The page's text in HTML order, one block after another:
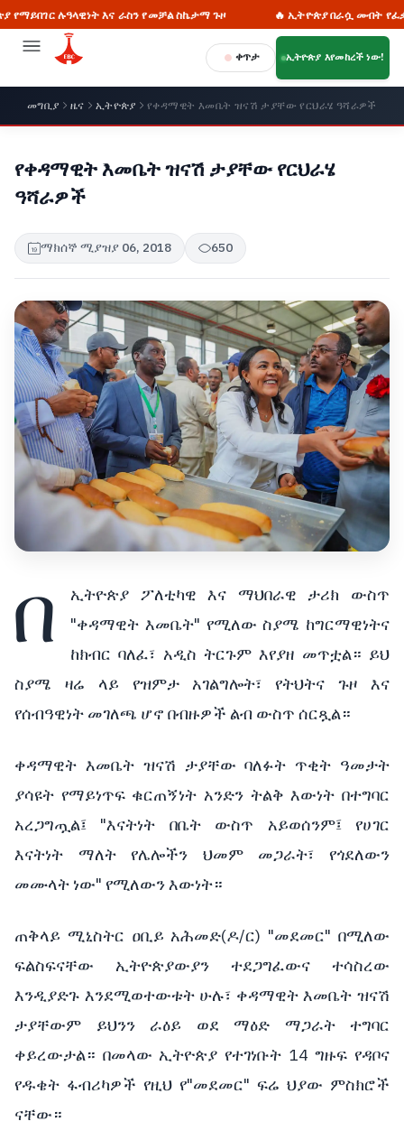
ሉዓላዊነት እና ራስን የመቻል ስኬታማ ጉዞ 🔥 ኢትዮጵያ በራሷ መብት የፈቃድ
ቀጥታ ኢትዮጵያ እየመከረች ነው!
መግቢያ ዜና ኢትዮጵያ የቀዳማዊት እመቤት ዝናሽ ታያቸው የርህራሄ ዓሻራዎች
የቀዳማዊት እመቤት ዝናሽ ታያቸው የርህራሄ
ዓሻራዎች
ማክሰኞ ሚያዝያ 06, 2018 650
በ
ኢትዮጵያ ፖለቲካዊ እና ማህበራዊ ታሪክ ውስጥ
"ቀዳማዊት እመቤት" የሚለው ስያሜ ከግርማዊነትና
ከክብር ባለፈ፣ አዲስ ትርጉም እየያዘ መጥቷል። ይህ
ስያሜ ዛሬ ላይ የዝምታ አገልግሎት፣ የትህትና ጉዞ እና
የሰብዓዊነት መገለጫ ሆኖ በብዙዎች ልብ ውስጥ ሰርጿል።
ቀዳማዊት እመቤት ዝናሽ ታያቸው ባለፉት ጥቂት ዓመታት
ያሳዩት የማይነጥፍ ቁርጠኝነት አንድን ትልቅ እውነት በተግባር
አረጋግጧል፤ "እናትነት በቤት ውስጥ አይወሰንም፤ የሀገር
እናትነት ማለት የሌሎችን ህመም መጋራት፣ የጎደለውን
መሙላት ነው" የሚለውን እውነት።
ጠቅላይ ሚኒስትር ዐቢይ አሕመድ(ዶ/ር) "መደመር" በሚለው
ፍልስፍናቸው ኢትዮጵያውያን ተደጋግፈውና ተሳስረው
እንዲያድጉ እንደሚወተውቱት ሁሉ፣ ቀዳማዊት እመቤት ዝናሽ
ታያቸውም ይህንን ራዕይ ወደ ማዕድ ማጋራት ተግባር
ቀይረውታል። በመላው ኢትዮጵያ የተገነቡት 14 ግዙፍ የዳቦና
የዱቄት ፋብሪካዎች የዚህ የ"መደመር" ፍሬ ህያው ምስክሮች
ናቸው።